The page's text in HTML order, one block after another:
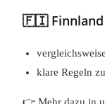
🇫🇮 Finnland
klare Regeln